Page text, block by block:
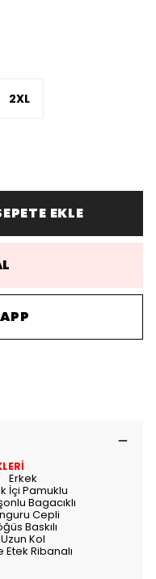
2XL
EKLE
Erkek
İçi Pamuklu
Bagacıklı
Cepli
Baskılı
Uzun Kol
Etek Ribanalı